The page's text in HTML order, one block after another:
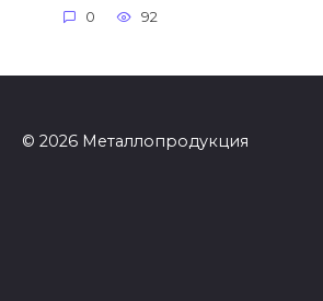
0 92
© 2026 Металлопродукция